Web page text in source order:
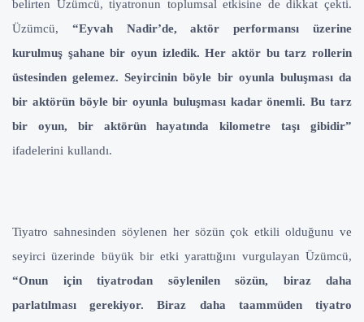
belirten Üzümcü, tiyatronun toplumsal etkisine de dikkat çekti.
Üzümcü, “Eyvah Nadir’de, aktör performansı üzerine
kurulmuş şahane bir oyun izledik. Her aktör bu tarz rollerin
üstesinden gelemez. Seyircinin böyle bir oyunla buluşması da
bir aktörün böyle bir oyunla buluşması kadar önemli. Bu tarz
bir oyun, bir aktörün hayatında kilometre taşı gibidir”
ifadelerini kullandı.
Tiyatro sahnesinden söylenen her sözün çok etkili olduğunu ve
seyirci üzerinde büyük bir etki yarattığını vurgulayan Üzümcü,
“Onun için tiyatrodan söylenilen sözün, biraz daha
parlatılması gerekiyor. Biraz daha taammüden tiyatro